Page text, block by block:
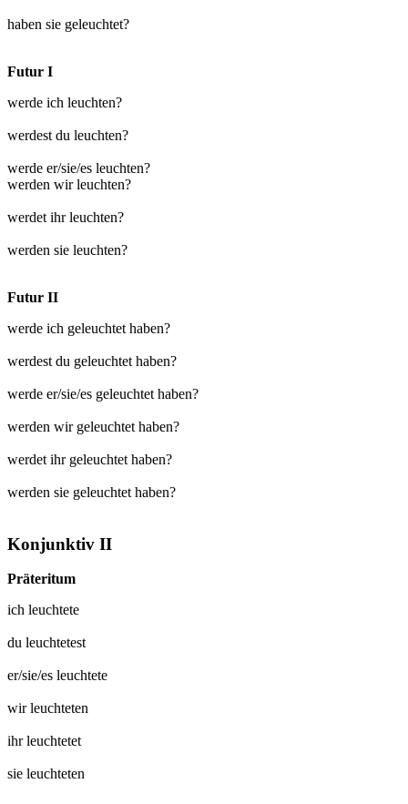
haben sie geleuchtet?
Futur I
werde ich leuchten?
werdest du leuchten?
werde er/sie/es leuchten?
werden wir leuchten?
werdet ihr leuchten?
werden sie leuchten?
Futur II
werde ich geleuchtet haben?
werdest du geleuchtet haben?
werde er/sie/es geleuchtet haben?
werden wir geleuchtet haben?
werdet ihr geleuchtet haben?
werden sie geleuchtet haben?
Konjunktiv II
Präteritum
ich leuchtete
du leuchtetest
er/sie/es leuchtete
wirleuchteten
ihrleuchtetet
sie leuchteten